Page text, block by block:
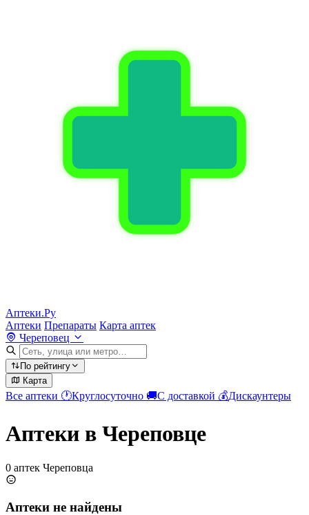
Аптеки.Ру
Аптеки Препараты Карта аптек
Череповец
По рейтингу
Карта
Все аптеки 🕐Круглосуточно 🚚С доставкой 💰Дискаунтеры
Аптеки в Череповце
0 аптек Череповца
Аптеки не найдены